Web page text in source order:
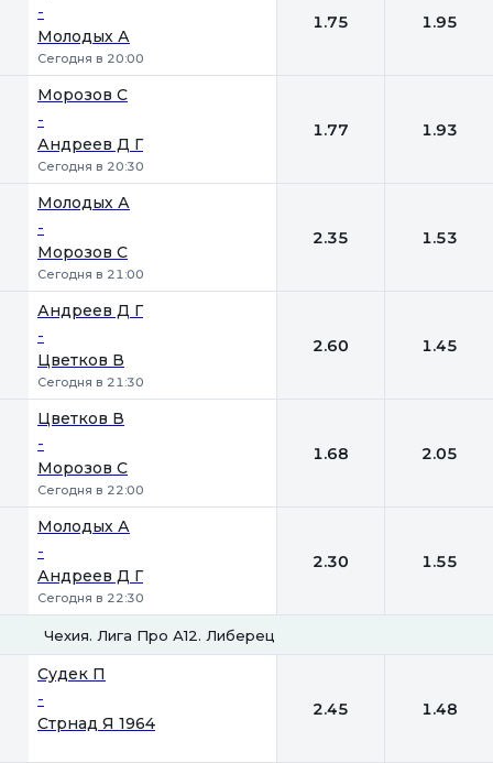
-
Молодых А
Сегодня в 20:00
1.75 1.95
Морозов С
-
Андреев Д Г
Сегодня в 20:30
1.77 1.93
Молодых А
-
Морозов С
Сегодня в 21:00
2.35 1.53
Андреев Д Г
-
Цветков В
Сегодня в 21:30
2.60 1.45
Цветков В
-
Морозов С
Сегодня в 22:00
1.68 2.05
Молодых А
-
Андреев Д Г
Сегодня в 22:30
2.30 1.55
Чехия. Лига Про А12. Либерец
Судек П
-
Стрнад Я 1964
2.45 1.48